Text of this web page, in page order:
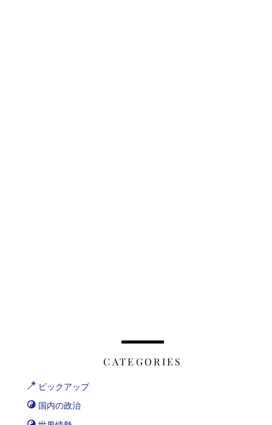
CATEGORIES
ピックアップ
国内の政治